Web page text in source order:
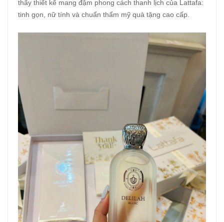
thấy thiết kế mang đậm phong cách thanh lịch của Lattafa:
tinh gọn, nữ tính và chuẩn thẩm mỹ quà tặng cao cấp.